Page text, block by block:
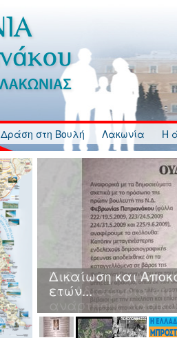
Δράση στη Βουλή Λακωνία
Η
Κυβερνητική
και Αδιαφορία
ανάρτησης